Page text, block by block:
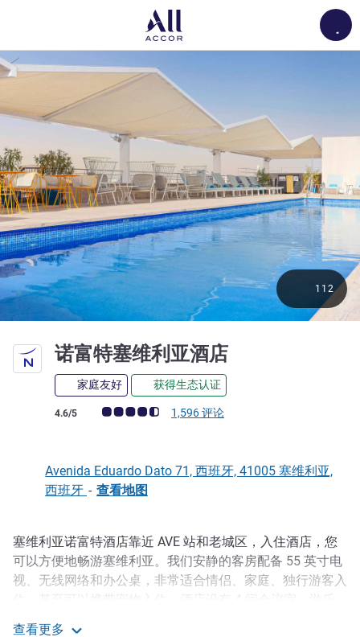
诺富特塞维利亚酒店
家庭友好 获得生态认证
客户意见评级 (ALL 评级)
4.6/5 1,596 评论
112
Avenida Eduardo Dato 71, 西班牙, 41005 塞维利亚,
西班牙 - 查看地图
描述
塞维利亚诺富特酒店靠近 AVE 站和老城区，入住酒店，您
可以方便地畅游塞维利亚。我们安静的客房配备 55 英寸电
视、无线网络和办公桌，非常适合情侣、家庭、独行游客入
查看更多